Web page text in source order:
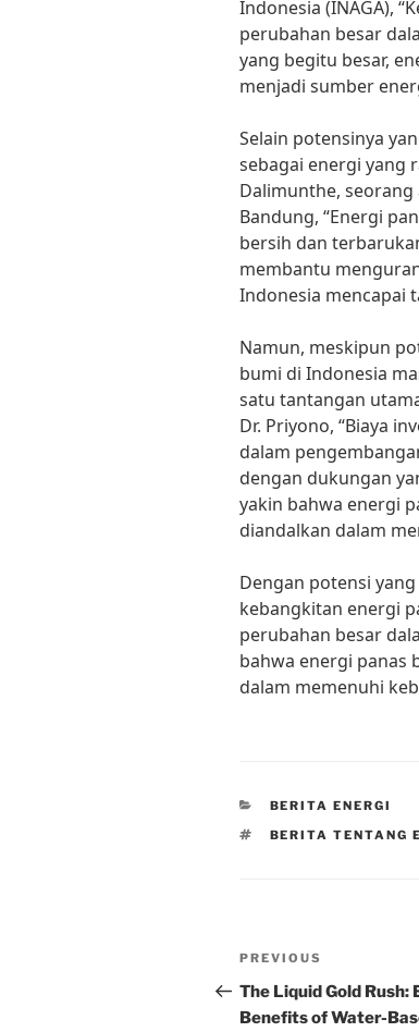
Indonesia (INAGA),
perubahan besar
yang begitu besar,
menjadi sumber
Selain potensinya
sebagai energi yang
Dalimunthe,
Bandung, “Energi
bersih dan
membantu
Indonesia mencapai
Namun, meskipun
bumi di Indonesia
satu tantangan
Dr. Priyono, “Biaya
dalam
dengan dukungan
yakin bahwa energi
diandalkan dalam
Dengan potensi
kebangkitan energi
perubahan besar
bahwa energi panas
dalam memenuhi
CATEGORIES
BERITA ENERGI
TAGS
BERITA TENTANG
Post
navigation
Previous
Post
PREVIOUS
The Liquid Gold Rush:
Benefits of Water-